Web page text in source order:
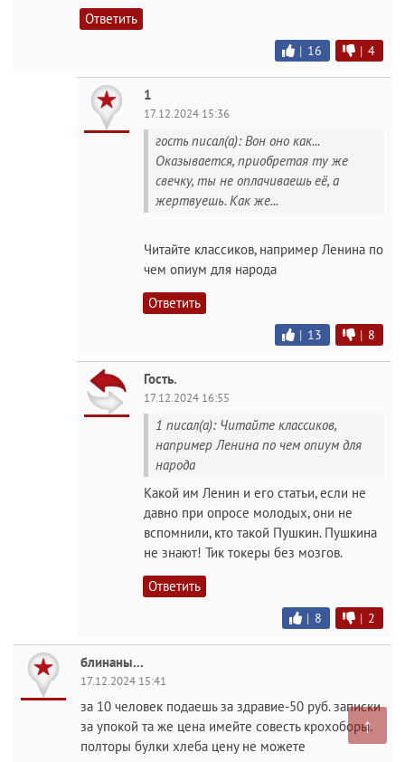
Ответить
| 16 | 4
1
17.12.2024 15:36
гость писал(а): Вон оно как...
Оказывается, приобретая ту же
свечку, ты не оплачиваешь её, а
жертвуешь. Как же...
Читайте классиков, например Ленина по
чем опиум для народа
Ответить
| 13 | 8
Гость.
17.12.2024 16:55
1 писал(а): Читайте классиков,
например Ленина по чем опиум для
народа
Какой им Ленин и его статьи, если не
давно при опросе молодых, они не
вспомнили, кто такой Пушкин. Пушкина
не знают! Тик токеры без мозгов.
Ответить
| 8 | 2
блинаны...
17.12.2024 15:41
за 10 человек подаешь за здравие-50 руб. записки
за упокой та же цена имейте совесть крохоборы.
полторы булки хлеба цену не можете
↑